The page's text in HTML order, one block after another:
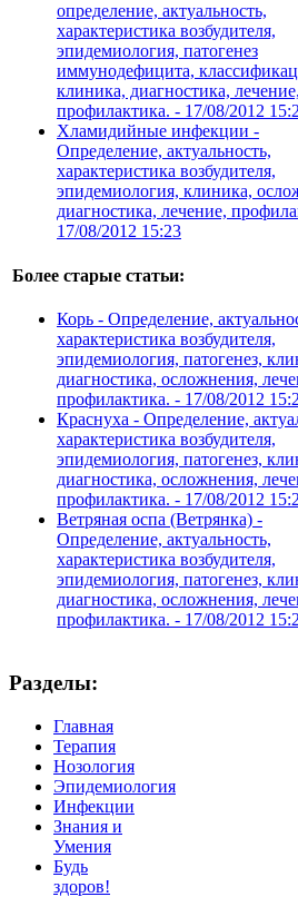
определение, актуальность,
характеристика возбудителя,
эпидемиология, патогенез
иммунодефицита,
клиника, диагностика, лечение,
профилактика. - 17/08/2012
Хламидийные инфекции -
Определение, актуальность,
характеристика возбудителя,
эпидемиология, клиника,
диагностика, лечение,
17/08/2012 15:23
Более старые статьи:
Корь - Определение,
характеристика возбудителя,
эпидемиология, патогенез,
диагностика, осложнения,
профилактика. - 17/08/2012
Краснуха - Определение,
характеристика возбудителя,
эпидемиология, патогенез,
диагностика, осложнения,
профилактика. - 17/08/2012
Ветряная оспа (Ветрянка) -
Определение, актуальность,
характеристика возбудителя,
эпидемиология, патогенез,
диагностика, осложнения,
профилактика. - 17/08/2012
Разделы:
Главная
Терапия
Нозология
Эпидемиология
Инфекции
Знания и
Умения
Будь
здоров!